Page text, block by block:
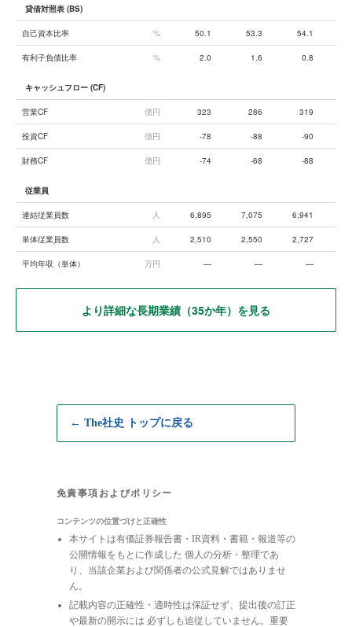
貸借対照表 (BS)
自己資本比率 % 50.1 53.3 54.1
有利子負債比率 % 2.0 1.6 0.8
キャッシュフロー (CF)
営業CF 億円 323 286 319
投資CF 億円 -78 -88 -90
財務CF 億円 -74 -68 -88
従業員
連結従業員数 人 6,895 7,075 6,941
単体従業員数 人 2,510 2,550 2,727
平均年収（単体） 万円 — — —
より詳細な長期業績（35か年）を見る
← The社史 トップに戻る
免責事項およびポリシー
コンテンツの位置づけと正確性
本サイトは有価証券報告書・IR資料・書籍・報道等の
公開情報をもとに作成した 個人の分析・整理であ
り、当該企業および関係者の公式見解ではありませ
ん。
記載内容の正確性・適時性は保証せず、提出後の訂正
や最新の開示には 必ずしも追従していません。重要